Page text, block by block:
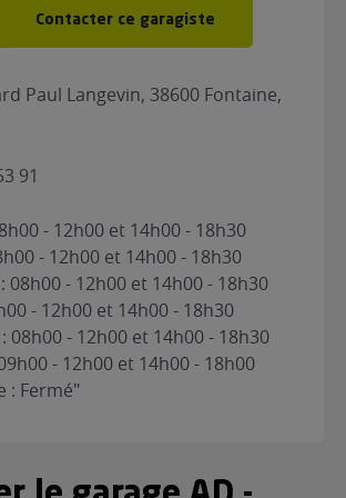
Contacter ce garagiste
Paul Langevin, 38600 Fontaine,
91
- 12h00 et 14h00 - 18h30
- 12h00 et 14h00 - 18h30
08h00 - 12h00 et 14h00 - 18h30
- 12h00 et 14h00 - 18h30
08h00 - 12h00 et 14h00 - 18h30
- 12h00 et 14h00 - 18h00
: Fermé"